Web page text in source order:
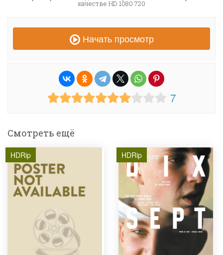
качестве HD 1080 720
Начать просмотр
7
Смотреть ещё
HDRip HDRip